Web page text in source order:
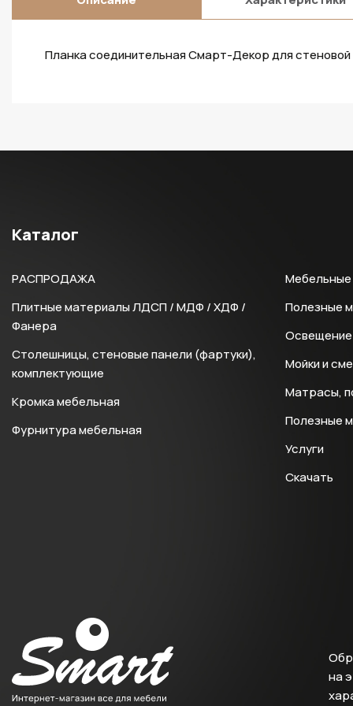
Планка соединительная Смарт-Декор для
Каталог
РАСПРОДАЖА
Плитные материалы ЛДСП / МДФ / ХДФ /
Фанера
Столешницы, стеновые панели (фартуки),
комплектующие
Кромка мебельная
Фурнитура мебельная
Мебельные
Полезные
Освещение
Мойки и
Матрасы,
Полезные
Услуги
Скачать
на